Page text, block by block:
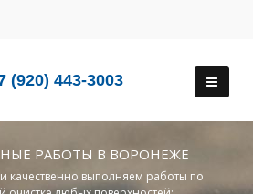
(920) 443-3003
РАБОТЫ В ВОРОНЕЖЕ
качественно выполняем работы по